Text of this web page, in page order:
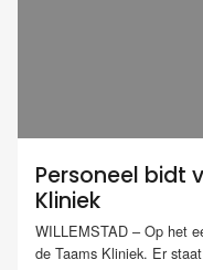
Personeel bidt
Kliniek
WILLEMSTAD – Op het
de Taams Kliniek. Er